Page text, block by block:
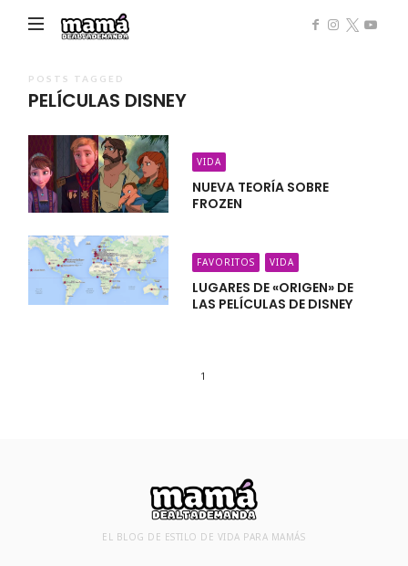
Demanda
POSTS TAGGED
PELÍCULAS DISNEY
VIDA
NUEVA TEORÍA SOBRE
FROZEN
FAVORITOS VIDA
LUGARES DE «ORIGEN» DE
LAS PELÍCULAS DE DISNEY
1
EL BLOG DE ESTILO DE VIDA PARA MAMÁS